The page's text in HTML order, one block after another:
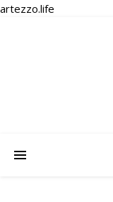
artezzo.life